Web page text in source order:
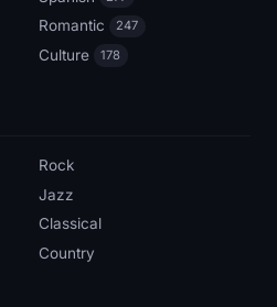
Romantic 247
Culture 178
Rock
Jazz
Classical
Country